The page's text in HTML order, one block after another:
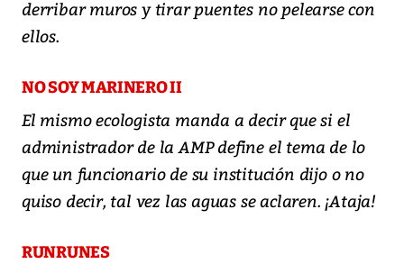
derribar muros y tirar puentes no pelearse con
ellos.
NO SOY MARINERO II
El mismo ecologista manda a decir que si el
administrador de la AMP define el tema de lo
que un funcionario de su institución dijo o no
quiso decir, tal vez las aguas se aclaren. ¡Ataja!
RUNRUNES